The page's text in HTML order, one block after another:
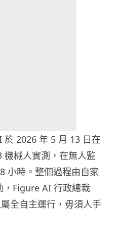
2026 年 5 月 13 日在
械人實測，在無人監
小時。整個過程由自家
Figure AI 行政總裁
全自主運行，毋須人手